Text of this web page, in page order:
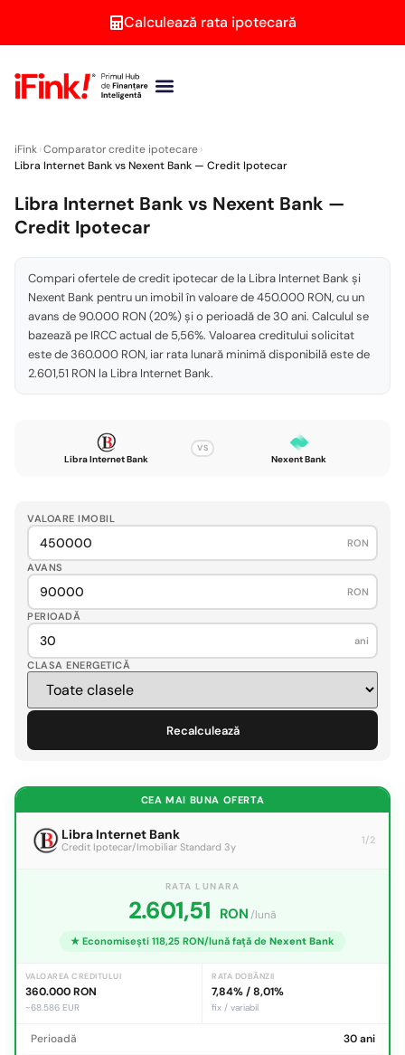
Calculează rata ipotecară
iFink›Comparator credite ipotecare›
Libra Internet Bank vs Nexent Bank — Credit Ipotecar
Libra Internet Bank vs Nexent Bank —
Credit Ipotecar
Compari ofertele de credit ipotecar de la Libra Internet Bank și
Nexent Bank pentru un imobil în valoare de 450.000 RON, cu un
avans de 90.000 RON (20%) și o perioadă de 30 ani. Calculul se
bazează pe IRCC actual de 5,56%. Valoarea creditului solicitat
este de 360.000 RON, iar rata lunară minimă disponibilă este de
2.601,51 RON la Libra Internet Bank.
Libra Internet Bank
VS
Nexent Bank
VALOARE IMOBIL
RON
AVANS
RON
PERIOADĂ
ani
CLASA ENERGETICĂ
Recalculează
CEA MAI BUNA OFERTA
Libra Internet Bank
Credit Ipotecar/Imobiliar Standard 3y
1/2
RATA LUNARA
2.601,51 RON /lună
★ Economisești 118,25 RON/lună față de Nexent Bank
VALOAREA CREDITULUI
360.000 RON
~68.586 EUR
RATA DOBÂNZII
7,84% / 8,01%
fix / variabil
Perioadă 30 ani